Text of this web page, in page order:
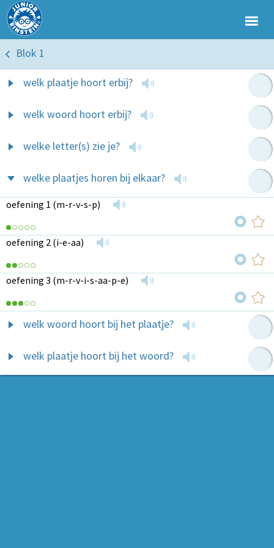
Blok 1
welk plaatje hoort erbij?
welk woord hoort erbij?
welke letter(s) zie je?
welke plaatjes horen bij elkaar?
oefening 1 (m-r-v-s-p)
oefening 2 (i-e-aa)
oefening 3 (m-r-v-i-s-aa-p-e)
welk woord hoort bij het plaatje?
welk plaatje hoort bij het woord?